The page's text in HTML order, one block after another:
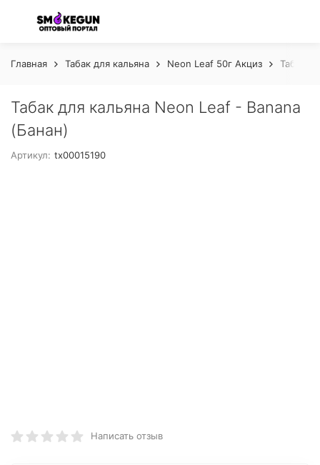
Главная Табак для кальяна Neon Leaf 50г Акциз Табак
Табак для кальяна Neon Leaf - Banana
(Банан)
Артикул: tx00015190
Написать отзыв